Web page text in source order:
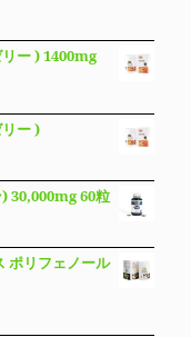
ー ) 1400mg
ー )
30,000mg 60粒
ポリフェノール